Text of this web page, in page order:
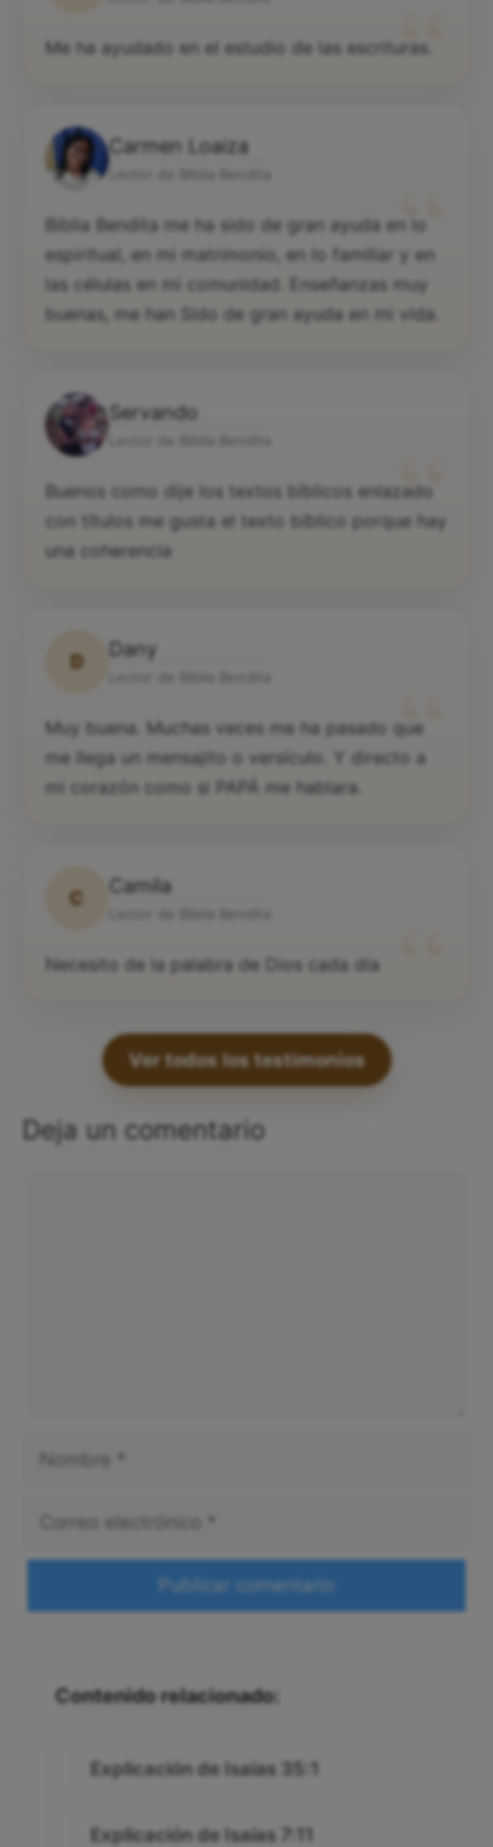
“
Me ha ayudado en el estudio de las escrituras.
Carmen Loaiza
“
Biblia Bendita me ha sido de gran ayuda en lo
espiritual, en mi matrimonio, en lo familiar y en
las células en mi comunidad. Enseñanzas muy
buenas, me han Sido de gran ayuda en mi vida.
Servando
“
Buenos como dije los textos bíblicos enlazado
con títulos me gusta el texto bíblico porque hay
una coherencia
D
Dany
“
Muy buena. Muchas veces me ha pasado que
me llega un mensajito o versículo. Y directo a
mi corazón como si PAPÁ me hablara.
C
Camila
Necesito de la palabra de Dios cada día
Ver todos los testimonios
Deja un comentario
Contenido relacionado:
Explicación de Isaías 35:1
Explicación de Isaías 7:11